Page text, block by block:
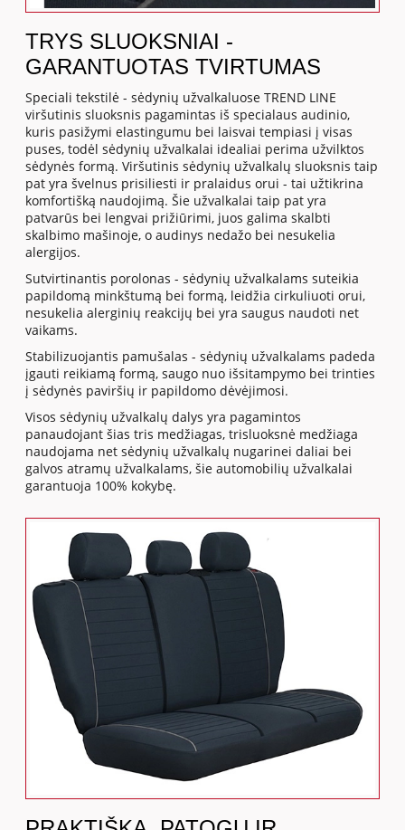
TRYS SLUOKSNIAI -
GARANTUOTAS TVIRTUMAS
Speciali tekstilė - sėdynių užvalkaluose TREND LINE
viršutinis sluoksnis pagamintas iš specialaus audinio,
kuris pasižymi elastingumu bei laisvai tempiasi į visas
puses, todėl sėdynių užvalkalai idealiai perima užvilktos
sėdynės formą. Viršutinis sėdynių užvalkalų sluoksnis taip
pat yra švelnus prisiliesti ir pralaidus orui - tai užtikrina
komfortišką naudojimą. Šie užvalkalai taip pat yra
patvarūs bei lengvai prižiūrimi, juos galima skalbti
skalbimo mašinoje, o audinys nedažo bei nesukelia
alergijos.
Sutvirtinantis porolonas - sėdynių užvalkalams suteikia
papildomą minkštumą bei formą, leidžia cirkuliuoti orui,
nesukelia alerginių reakcijų bei yra saugus naudoti net
vaikams.
Stabilizuojantis pamušalas - sėdynių užvalkalams padeda
įgauti reikiamą formą, saugo nuo išsitampymo bei trinties
į sėdynės paviršių ir papildomo dėvėjimosi.
Visos sėdynių užvalkalų dalys yra pagamintos
panaudojant šias tris medžiagas, trisluoksnė medžiaga
naudojama net sėdynių užvalkalų nugarinei daliai bei
galvos atramų užvalkalams, šie automobilių užvalkalai
garantuoja 100% kokybę.